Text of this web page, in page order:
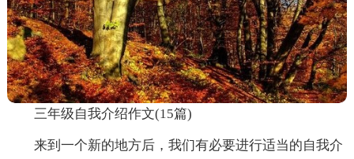
三年级自我介绍作文(15篇)
来到一个新的地方后，我们有必要进行适当的自我介